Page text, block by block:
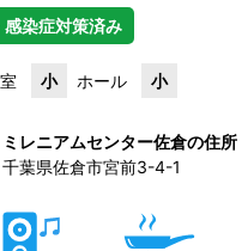
感染症対策済み
小 ホール 小
ミレニアムセンター佐倉の住所
千葉県佐倉市宮前3-4-1